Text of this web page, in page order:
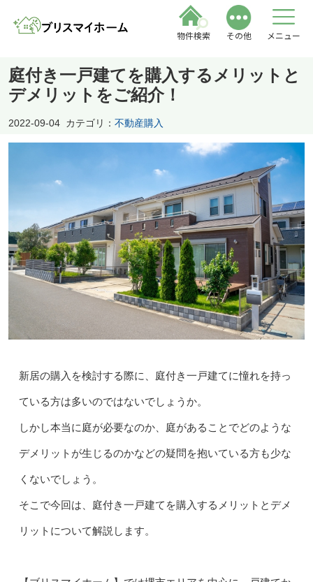
物件検索 その他 メニュー
庭付き一戸建てを購入するメリットと
デメリットをご紹介！
2022-09-04 カテゴリ： 不動産購入
新居の購入を検討する際に、庭付き一戸建てに憧れを持っ
ている方は多いのではないでしょうか。
しかし本当に庭が必要なのか、庭があることでどのような
デメリットが生じるのかなどの疑問を抱いている方も少な
くないでしょう。
そこで今回は、庭付き一戸建てを購入するメリットとデメ
リットについて解説します。